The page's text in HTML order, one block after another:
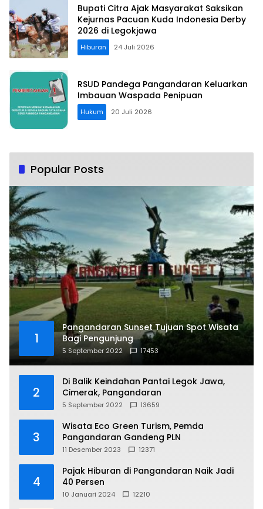
Bupati Citra Ajak Masyarakat Saksikan
Kejurnas Pacuan Kuda Indonesia Derby
2026 di Legokjawa
Hiburan 24 Juli 2026
RSUD Pandega Pangandaran Keluarkan
Imbauan Waspada Penipuan
Hukum 20 Juli 2026
Popular Posts
1
Pangandaran Sunset Tujuan Spot Wisata
Bagi Pengunjung
5 September 2022 17453
2
Di Balik Keindahan Pantai Legok Jawa,
Cimerak, Pangandaran
5 September 2022 13659
3
Wisata Eco Green Turism, Pemda
Pangandaran Gandeng PLN
11 Desember 2023 12371
4
Pajak Hiburan di Pangandaran Naik Jadi
40 Persen
10 Januari 2024 12210